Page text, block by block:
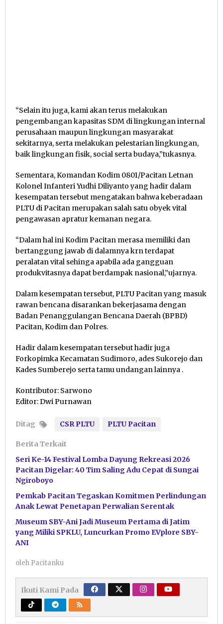
“Selain itu juga, kami akan terus melakukan
pengembangan kapasitas SDM di lingkungan internal
perusahaan maupun lingkungan masyarakat
sekitarnya, serta melakukan pelestarian lingkungan,
baik lingkungan fisik, social serta budaya,”tukasnya.
Sementara, Komandan Kodim 0801/Pacitan Letnan
Kolonel Infanteri Yudhi Diliyanto yang hadir dalam
kesempatan tersebut mengatakan bahwa keberadaan
PLTU di Pacitan merupakan salah satu obyek vital
pengawasan apratur kemanan negara.
“Dalam hal ini Kodim Pacitan merasa memiliki dan
bertanggung jawab di dalamnya krn terdapat
peralatan vital sehinga apabila ada gangguan
produkvitasnya dapat berdampak nasional,”ujarnya.
Dalam kesempatan tersebut, PLTU Pacitan yang masuk
rawan bencana disarankan bekerjasama dengan
Badan Penanggulangan Bencana Daerah (BPBD)
Pacitan, Kodim dan Polres.
Hadir dalam kesempatan tersebut hadir juga
Forkopimka Kecamatan Sudimoro, ades Sukorejo dan
Kades Sumberejo serta tamu undangan lainnya .
Kontributor: Sarwono
Editor: Dwi Purnawan
Ditag CSR PLTU PLTU Pacitan
Berita Terkait
Seri Ke-14 Festival Lomba Dayung Rekreasi 2026
Pacitan Digelar: 40 Tim Saling Adu Cepat di Sungai
Ngiroboyo
Pemkab Pacitan Tegaskan Komitmen Perlindungan
Anak Lewat Penetapan Perwalian Serentak
Museum SBY-Ani Jadi Museum Pertama di Jatim
yang Miliki SPKLU, Luncurkan Promo EVplore SBY-
ANI
oleh Pacitanku
Ikuti Kami Pada